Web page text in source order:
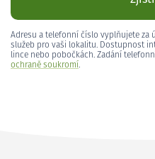
Adresu a telefonní číslo vyplňujete za
služeb pro vaši lokalitu. Dostupnost
lince nebo pobočkách. Zadání
ochraně soukromí.